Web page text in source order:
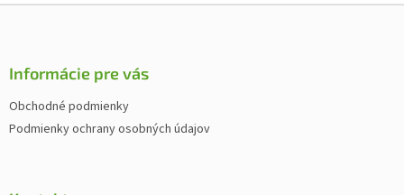
Z
Informácie pre vás
Obchodné podmienky
Podmienky ochrany osobných údajov